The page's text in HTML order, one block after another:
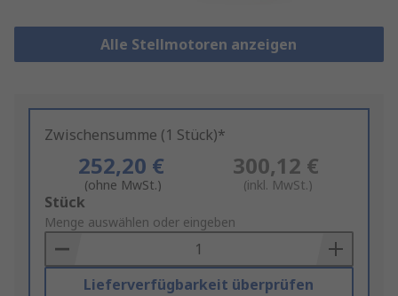
Alle Stellmotoren anzeigen
Zwischensumme (1 Stück)*
252,20 €
(ohne MwSt.)
300,12 €
(inkl. MwSt.)
Add
to
Basket
Stück
Menge auswählen oder eingeben
Lieferverfügbarkeit überprüfen